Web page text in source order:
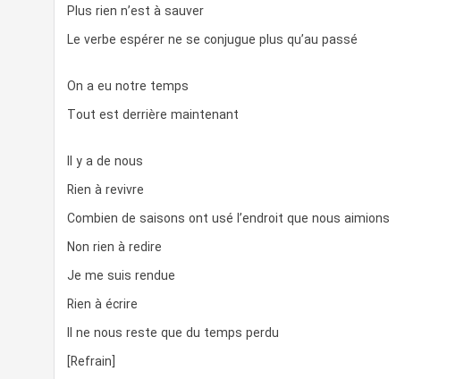
Plus rien n’est à sauver
Le verbe espérer ne se conjugue plus qu’au passé
On a eu notre temps
Tout est derrière maintenant
Il y a de nous
Rien à revivre
Combien de saisons ont usé l’endroit que nous aimions
Non rien à redire
Je me suis rendue
Rien à écrire
Il ne nous reste que du temps perdu
[Refrain]